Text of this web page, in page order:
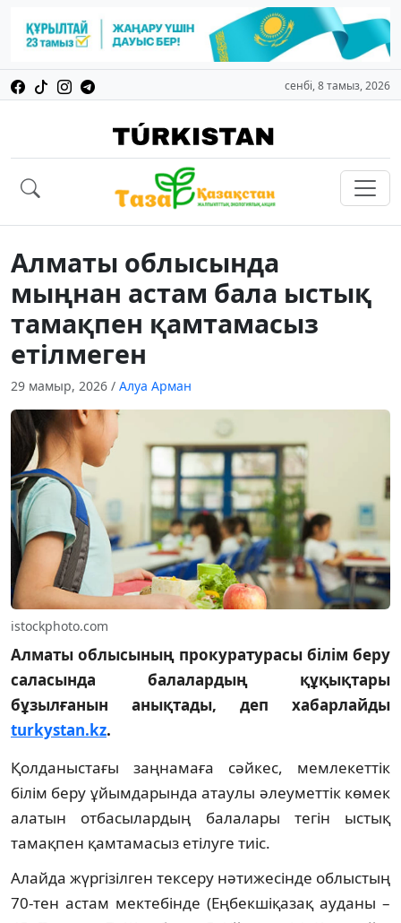
сенбі, 8 тамыз, 2026
Алматы облысында
мыңнан астам бала ыстық
тамақпен қамтамасыз
етілмеген
29 мамыр, 2026 / Алуа Арман
istockphoto.com
Алматы облысының прокуратурасы білім беру
саласында балалардың құқықтары
бұзылғанын анықтады, деп хабарлайды
turkystan.kz.
Қолданыстағы заңнамаға сәйкес, мемлекеттік
білім беру ұйымдарында атаулы әлеуметтік көмек
алатын отбасылардың балалары тегін ыстық
тамақпен қамтамасыз етілуге тиіс.
Алайда жүргізілген тексеру нәтижесінде облыстың
70-тен астам мектебінде (Еңбекшіқазақ ауданы –